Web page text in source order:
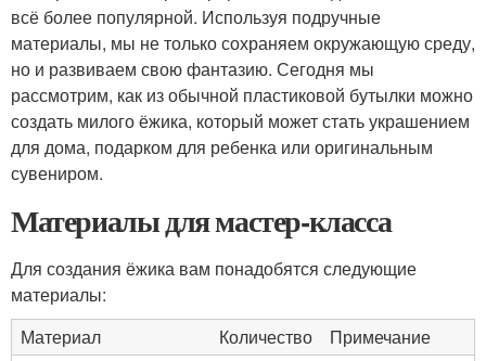
всё более популярной. Используя подручные
материалы, мы не только сохраняем окружающую среду,
но и развиваем свою фантазию. Сегодня мы
рассмотрим, как из обычной пластиковой бутылки можно
создать милого ёжика, который может стать украшением
для дома, подарком для ребенка или оригинальным
сувениром.
Материалы для мастер-класса
Для создания ёжика вам понадобятся следующие
материалы:
Материал
Количество
Примечание